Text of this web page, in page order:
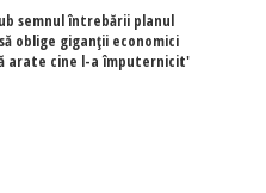
semnul întrebării planul
oblige giganții economici
arate cine l-a împuternicit'